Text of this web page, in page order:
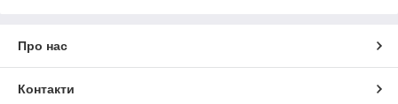
Про нас
Контакти